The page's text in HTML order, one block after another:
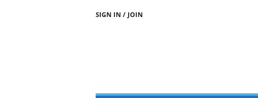
SIGN IN / JOIN